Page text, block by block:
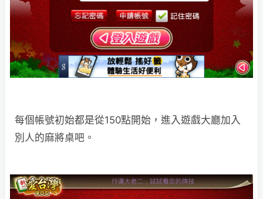
每個帳號初始都是從150點開始，進入遊戲大廳加入
別人的麻將桌吧。